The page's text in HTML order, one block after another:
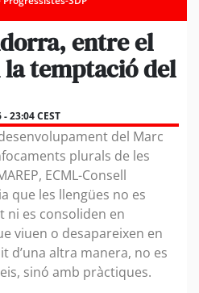
entre el
temptació del
23:04 CEST
del Marc
plurals de les
ECML-Consell
que les llengües no es
ni es consoliden en
viuen o desapareixen en
d’una altra manera, no es
sinó amb pràctiques.